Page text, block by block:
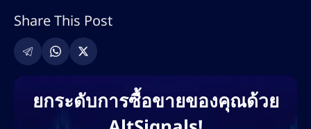
เทคนิค การปรับแต่งทั้งแบบออนเพจและออฟ
และการตลาดคอนเทนต์ที่ขับเคลื่อนด้วย AI เขา
เคยร่วมงานกับแพลตฟอร์มแลกเปลี่ยนคริปโต
ชั้นนำ โบรกเกอร์ฟอเร็กซ์ โครงการ DeFi และ
แพลตฟอร์มการศึกษาด้านการซื้อขาย เพื่อช่วย
Share This Post
ยกระดับการซื้อขายของคุณด้วย